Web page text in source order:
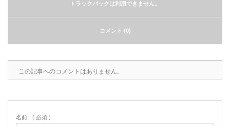
トラックバックは利用できません。
コメント (0)
この記事へのコメントはありません。
名前 ( 必須 )